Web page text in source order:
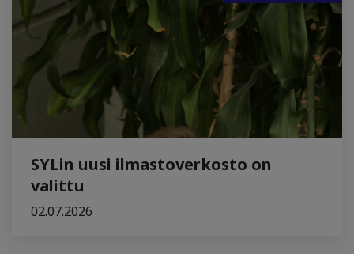
SYLin uusi ilmastoverkosto on
valittu
02.07.2026